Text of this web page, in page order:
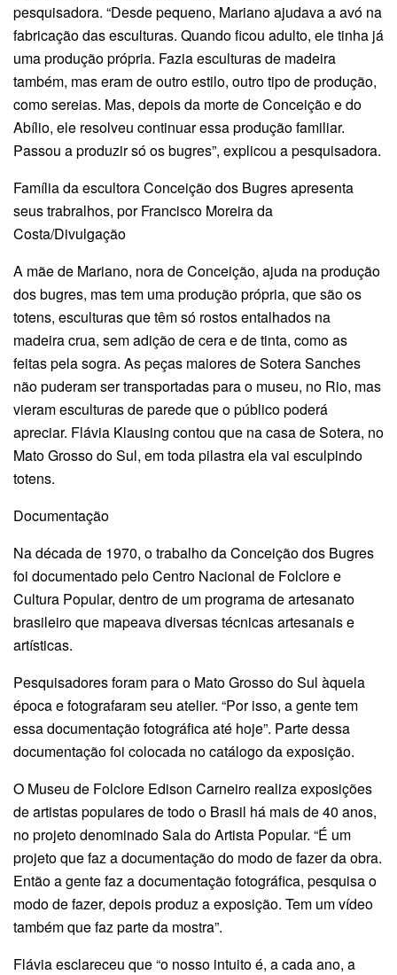
pesquisadora. “Desde pequeno, Mariano ajudava a avó na
fabricação das esculturas. Quando ficou adulto, ele tinha já
uma produção própria. Fazia esculturas de madeira
também, mas eram de outro estilo, outro tipo de produção,
como sereias. Mas, depois da morte de Conceição e do
Abílio, ele resolveu continuar essa produção familiar.
Passou a produzir só os bugres”, explicou a pesquisadora.
Família da escultora Conceição dos Bugres apresenta
seus trabralhos, por Francisco Moreira da
Costa/Divulgação
A mãe de Mariano, nora de Conceição, ajuda na produção
dos bugres, mas tem uma produção própria, que são os
totens, esculturas que têm só rostos entalhados na
madeira crua, sem adição de cera e de tinta, como as
feitas pela sogra. As peças maiores de Sotera Sanches
não puderam ser transportadas para o museu, no Rio, mas
vieram esculturas de parede que o público poderá
apreciar. Flávia Klausing contou que na casa de Sotera, no
Mato Grosso do Sul, em toda pilastra ela vai esculpindo
totens.
Documentação
Na década de 1970, o trabalho da Conceição dos Bugres
foi documentado pelo Centro Nacional de Folclore e
Cultura Popular, dentro de um programa de artesanato
brasileiro que mapeava diversas técnicas artesanais e
artísticas.
Pesquisadores foram para o Mato Grosso do Sul àquela
época e fotografaram seu atelier. “Por isso, a gente tem
essa documentação fotográfica até hoje”. Parte dessa
documentação foi colocada no catálogo da exposição.
O Museu de Folclore Edison Carneiro realiza exposições
de artistas populares de todo o Brasil há mais de 40 anos,
no projeto denominado Sala do Artista Popular. “É um
projeto que faz a documentação do modo de fazer da obra.
Então a gente faz a documentação fotográfica, pesquisa o
modo de fazer, depois produz a exposição. Tem um vídeo
também que faz parte da mostra”.
Flávia esclareceu que “o nosso intuito é, a cada ano, a